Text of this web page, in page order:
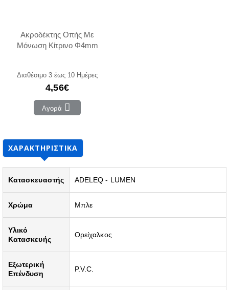
Ακροδέκτης Οπής Με
Μόνωση Κίτρινο Φ4mm
Διαθέσιμο 3 έως 10 Ημέρες
4,56€
Αγορά
ΧΑΡΑΚΤΗΡΙΣΤΙΚΆ
Κατασκευαστής ADELEQ - LUMEN
Χρώμα Μπλε
Υλικό
Κατασκευής
Ορείχαλκος
Εξωτερική
Επένδυση
P.V.C.